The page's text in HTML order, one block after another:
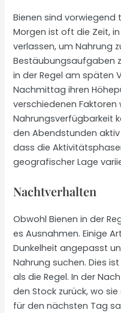
Bienen sind vorwiegend
Morgen ist oft die Zeit,
verlassen, um Nahrung
Bestäubungsaufgaben
in der Regel am späten
Nachmittag ihren
verschiedenen Faktoren
Nahrungsverfügbarkeit
den Abendstunden
dass die
geografischer Lage
Nachtverhalten
Obwohl Bienen in der
es Ausnahmen. Einige
Dunkelheit angepasst
Nahrung suchen. Dies
als die Regel. In der
den Stock zurück, wo
für den nächsten Tag